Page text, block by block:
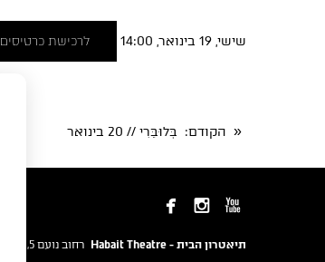
שישי, 19 בינואר, 14:00 לרכישת כרטיסים
« הקודם: בְּלוּבֵּרִי // 20 בינואר
  
תיאטרון הבית - Habait Theatre רחוב נועם 5, יפו.